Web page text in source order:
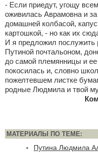
- Если приедут, угощу
оживилась Аврамовна и
домашней колбасой,
картошкой, - но как их
И я предложил
Путиной почтальоном,
до самой племянницы и
покосилась и, словно
пожелтевшем листке
родные Людмила и твой
МАТЕРИАЛЫ ПО ТЕМЕ:
Путина Людмила